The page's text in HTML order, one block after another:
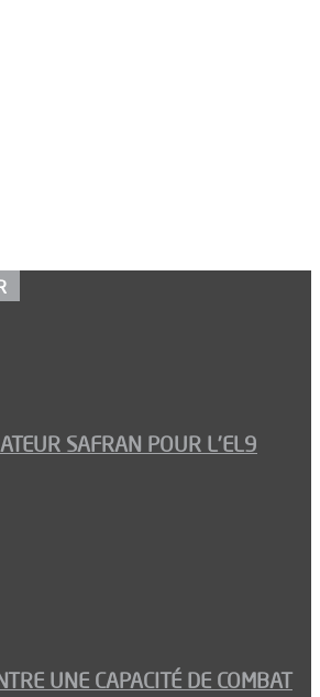
SAFRAN POUR L’EL9
UNE CAPACITÉ DE COMBAT